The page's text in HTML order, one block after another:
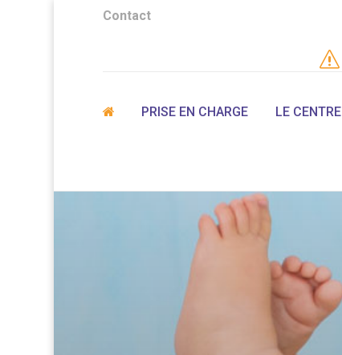
Contact
s
PRISE EN CHARGE LE CENTRE